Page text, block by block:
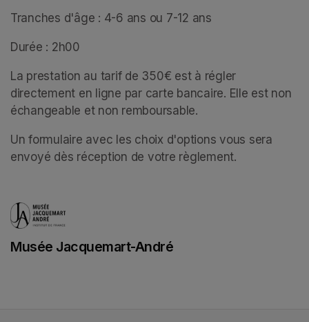
Tranches d'âge : 4-6 ans ou 7-12 ans
Durée : 2h00
La prestation au tarif de 350€ est à régler
directement en ligne par carte bancaire. Elle est non
échangeable et non remboursable.
Un formulaire avec les choix d'options vous sera
envoyé dès réception de votre règlement.
Musée Jacquemart-André